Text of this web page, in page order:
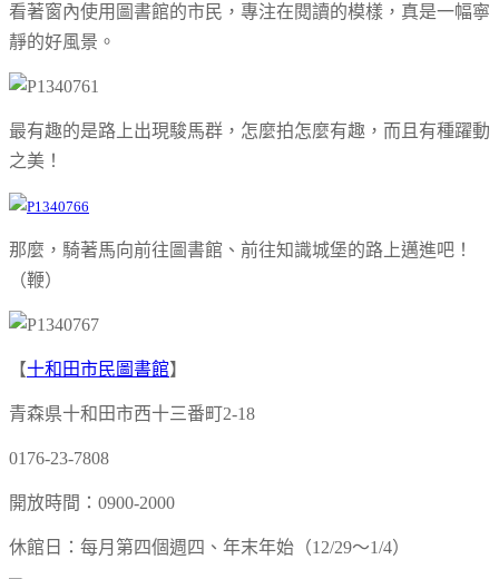
看著窗內使用圖書館的市民，專注在閱讀的模樣，真是一幅寧
靜的好風景。
最有趣的是路上出現駿馬群，怎麼拍怎麼有趣，而且有種躍動
之美！
那麼，騎著馬向前往圖書館、前往知識城堡的路上邁進吧！
（鞭）
【十和田市民圖書館】
青森県十和田市西十三番町2-18
0176-23-7808
開放時間：0900-2000
休館日：每月第四個週四、年末年始（12/29～1/4）